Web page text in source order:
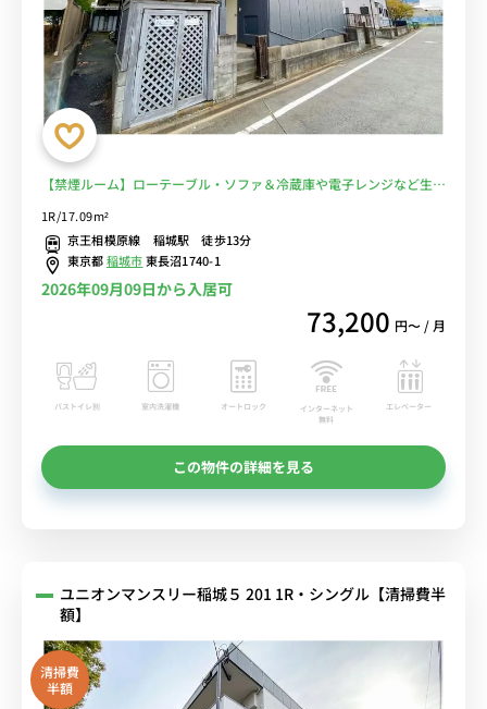
【禁煙ルーム】ローテーブル・ソファ＆冷蔵庫や電子レンジなど生活
へダイレクトアクセスも♪稲城駅前から駒沢女子大学へバス通学■選
べるWi-Fi格安レンタル中！
1R/17.09m²
京王相模原線 稲城駅 徒歩13分
東京都稲城市東長沼1740-1
2026年09月09日から入居可
73,200 円〜 / 月
バストイレ別 室内洗濯機 オートロック
インターネット
無料
エレベーター
この物件の詳細を見る
ユニオンマンスリー稲城５ 201 1R・シングル【清掃費半
額】
清掃費
半額